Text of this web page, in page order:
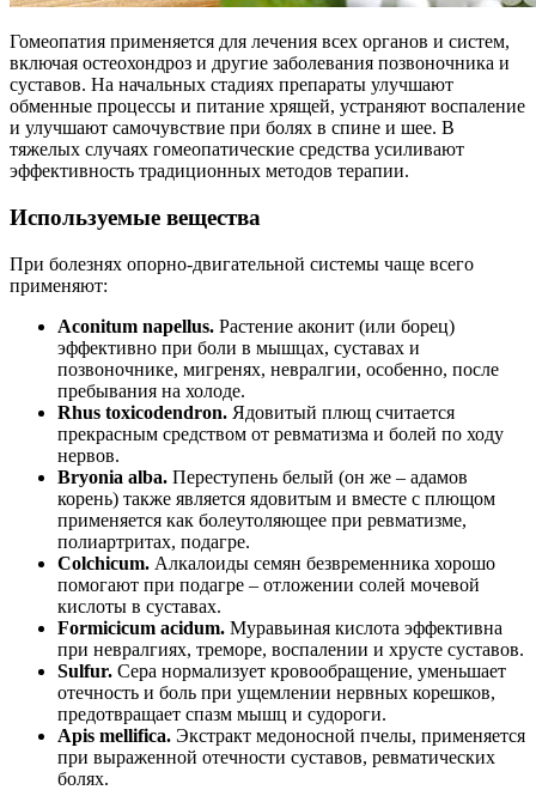
Гомеопатия применяется для лечения всех органов и систем,
включая остеохондроз и другие заболевания позвоночника и
суставов. На начальных стадиях препараты улучшают
обменные процессы и питание хрящей, устраняют воспаление
и улучшают самочувствие при болях в спине и шее. В
тяжелых случаях гомеопатические средства усиливают
эффективность традиционных методов терапии.
Используемые вещества
При болезнях опорно-двигательной системы чаще всего
применяют:
Aconitum napellus. Растение аконит (или борец)
эффективно при боли в мышцах, суставах и
позвоночнике, мигренях, невралгии, особенно, после
пребывания на холоде.
Rhus toxicodendron. Ядовитый плющ считается
прекрасным средством от ревматизма и болей по ходу
нервов.
Bryonia alba. Переступень белый (он же – адамов
корень) также является ядовитым и вместе с плющом
применяется как болеутоляющее при ревматизме,
полиартритах, подагре.
Colchicum. Алкалоиды семян безвременника хорошо
помогают при подагре – отложении солей мочевой
кислоты в суставах.
Formicicum acidum. Муравьиная кислота эффективна
при невралгиях, треморе, воспалении и хрусте суставов.
Sulfur. Сера нормализует кровообращение, уменьшает
отечность и боль при ущемлении нервных корешков,
предотвращает спазм мышц и судороги.
Apis mellifica. Экстракт медоносной пчелы, применяется
при выраженной отечности суставов, ревматических
болях.